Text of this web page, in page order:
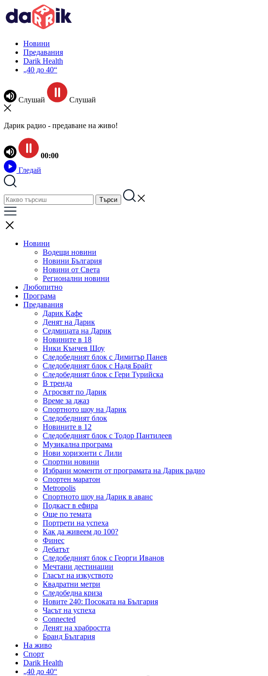
Новини
Предавания
Darik Health
„40 до 40“
Слушай Слушай
Дарик радио - предаване на живо!
00:00
Гледай
Новини
Водещи новини
Новини България
Новини от Света
Регионални новини
Любопитно
Програма
Предавания
Дарик Кафе
Денят на Дарик
Седмицата на Дарик
Новините в 18
Ники Кънчев Шоу
Следобедният блок с Димитър Панев
Следобедният блок с Надя Брайт
Следобедният блок с Гери Турийска
В тренда
Агросвят по Дарик
Време за джаз
Спортното шоу на Дарик
Следобедният блок
Новините в 12
Следобедният блок с Тодор Пантилеев
Музикална програма
Нови хоризонти с Лили
Спортни новини
Избрани моменти от програмата на Дарик радио
Спортен маратон
Metropolis
Спортното шоу на Дарик в аванс
Подкаст в ефира
Още по темата
Портрети на успеха
Как да живеем до 100?
Финес
Дебатът
Следобедният блок с Георги Иванов
Мечтани дестинации
Гласът на изкуството
Квадратни метри
Следобедна криза
Новите 240: Посоката на България
Часът на успеха
Connected
Денят на храбростта
Бранд България
На живо
Спорт
Darik Health
„40 до 40“